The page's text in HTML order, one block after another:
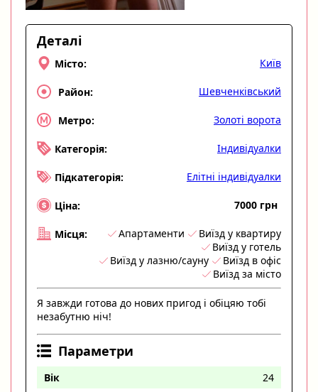
Деталі
Місто: Київ
Район: Шевченківський
Метро: Золоті ворота
Категорія: Індивідуалки
Підкатегорія: Елітні індивідуалки
Ціна: 7000 грн
Місця: Апартаменти
Виїзд у квартиру
Виїзд у готель
Виїзд у лазню/сауну
Виїзд в офіс
Виїзд за місто
Я завжди готова до нових пригод і обіцяю тобі
незабутню ніч!
Параметри
Вік 24